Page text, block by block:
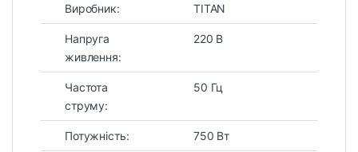
Виробник: TITAN
Напруга
живлення:
220 В
Частота
струму:
50 Гц
Потужність: 750 Вт